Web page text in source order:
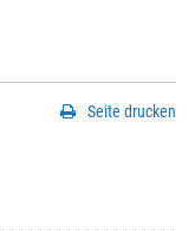
Seite drucken